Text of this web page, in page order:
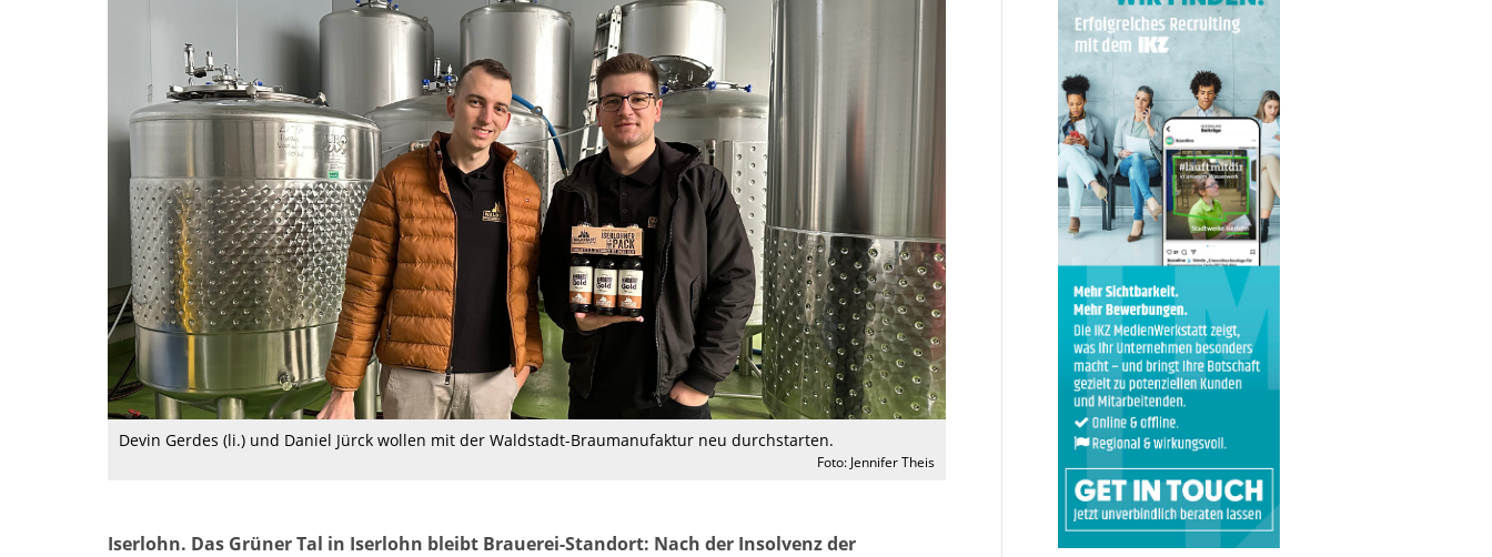
Devin Gerdes (li.) und Daniel Jürck wollen mit der Waldstadt-Braumanufaktur neu durchstarten.
Foto: Jennifer Theis
Iserlohn. Das Grüner Tal in Iserlohn bleibt Brauerei-Standort: Nach der Insolvenz der